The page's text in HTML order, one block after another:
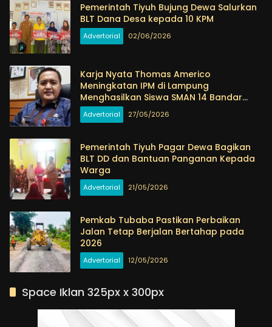
Pemerintah Tiyuh Bujung Dewa Salurkan
BLT Dana Desa kepada 10 KPM
Advertorial 02/06/2026
Karja Nyata Thomas Americo
Meningkatan IPM di Lampung
Menghasilkan Siswa SMAN 14 Bandar
Lampung 100 Persen Lolos PTN
Advertorial 27/05/2026
Pemerintah Tiyuh Pagar Dewa Bagikan
BLT DD dan Bantuan Panganan Kepada
Warga
Advertorial 21/05/2026
Pemkab Tubaba Pastikan Perbaikan
Jalan Tetap Berjalan Bertahap pada
2026
Advertorial 12/05/2026
Space Iklan 325px x 300px